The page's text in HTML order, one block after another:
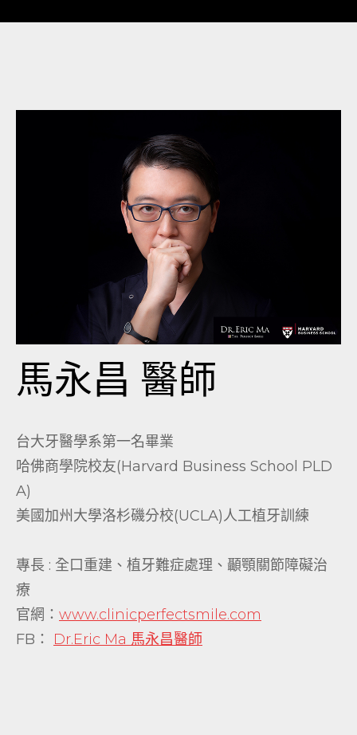
馬永昌 醫師
台大牙醫學系第一名畢業
哈佛商學院校友(Harvard Business School PLD
A)
美國加州大學洛杉磯分校(UCLA)人工植牙訓練
專長 : 全口重建、植牙難症處理、顳顎關節障礙治
療
官網： www.clinicperfectsmile.com
FB： Dr.Eric Ma 馬永昌醫師